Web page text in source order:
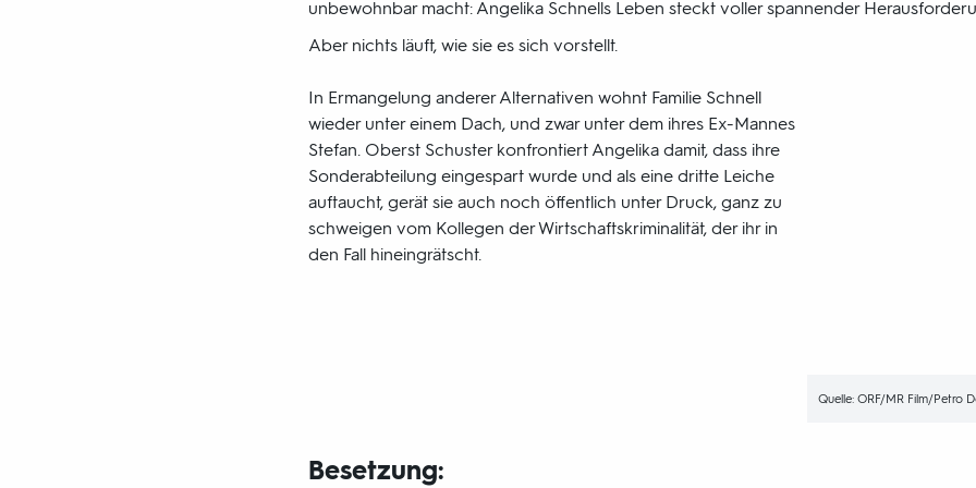
unbewohnbar macht: Angelika Schnells Leben steckt voller spannender
Quelle: ORF/MR Film/Petro
Aber nichts läuft, wie sie es sich vorstellt.
In Ermangelung anderer Alternativen wohnt Familie Schnell
wieder unter einem Dach, und zwar unter dem ihres Ex-Mannes
Stefan. Oberst Schuster konfrontiert Angelika damit, dass ihre
Sonderabteilung eingespart wurde und als eine dritte Leiche
auftaucht, gerät sie auch noch öffentlich unter Druck, ganz zu
schweigen vom Kollegen der Wirtschaftskriminalität, der ihr in
den Fall hineingrätscht.
Besetzung: